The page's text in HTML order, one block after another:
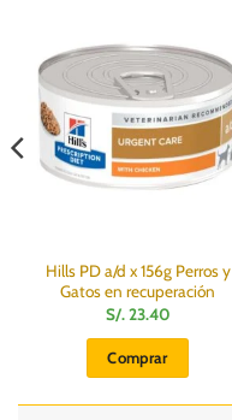
Hills PD a/d x 156g Perros y
Gatos en recuperación
S/.23.40
Comprar